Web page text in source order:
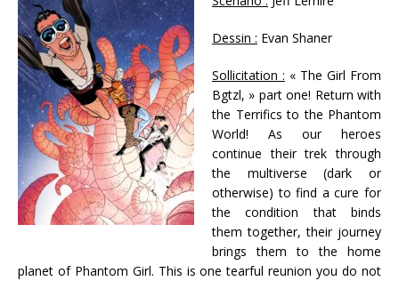
Dessin : Evan Shaner
Sollicitation : « The Girl From
Bgtzl, » part one! Return with
the Terrifics to the Phantom
World! As our heroes
continue their trek through
the multiverse (dark or
otherwise) to find a cure for
the condition that binds
them together, their journey
brings them to the home
planet of Phantom Girl. This is one tearful reunion you do not